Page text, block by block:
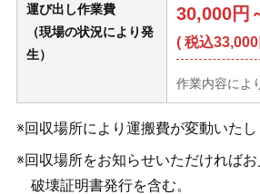
運び出し作業費
（現場の状況により発
生）
30,000円
( 税込
作業内容によ
※回収場所により運搬費が変動いたし
※回収場所をお知らせいただければお
破壊証明書発行を含む。